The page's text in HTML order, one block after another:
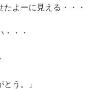
よーに見える・・・
・・
う。」